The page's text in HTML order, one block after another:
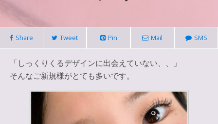
Share Tweet Pin Mail SMS
「しっくりくるデザインに出会えていない、、」
そんなご新規様がとても多いです。